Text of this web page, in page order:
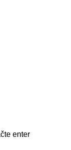
enter